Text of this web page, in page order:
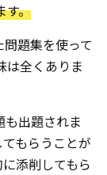
す。
題集を使って
は全くありま
も出題されま
もらうことが
添削してもら